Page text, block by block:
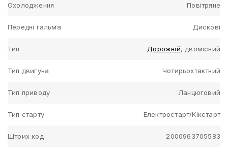
Охолодження Повітряне
Передні гальма Дискові
Тип Дорожній, двомісний
Тип двигуна Чотирьохтактний
Тип приводу Ланцюговий
Тип старту Електростарт/Кікстарт
Штрих код 2000963705583